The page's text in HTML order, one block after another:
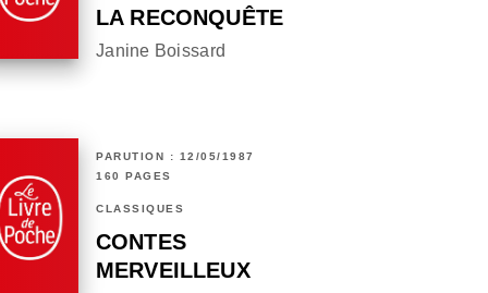
LA RECONQUÊTE
Janine Boissard
PARUTION : 12/05/1987
160 PAGES
CLASSIQUES
CONTES
MERVEILLEUX